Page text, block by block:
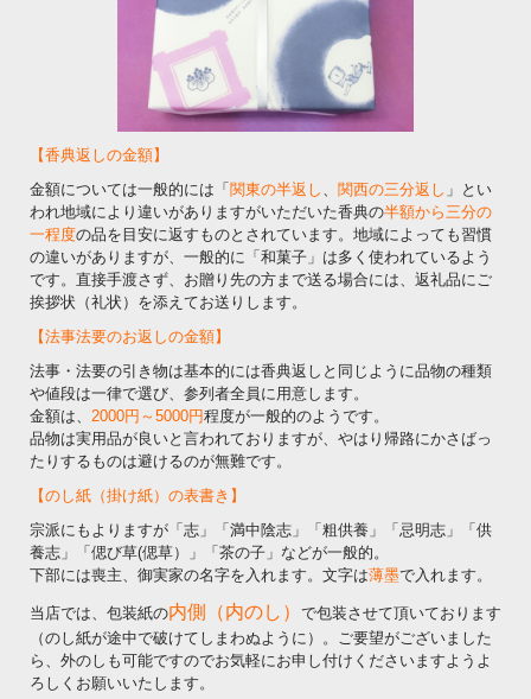
【香典返しの金額】
金額については一般的には「 関東の半返し 、 関西の三分返し 」とい
われ地域により違いがありますがいただいた香典の半額から三分の
一程度の品を目安に返すものとされています。地域によっても習慣
の違いがありますが、一般的に「和菓子」は多く使われているよう
です。直接手渡さず、お贈り先の方まで送る場合には、返礼品にご
挨拶状（礼状）を添えてお送りします。
【法事法要のお返しの金額】
法事・法要の引き物は基本的には香典返しと同じように品物の種類
や値段は一律で選び、参列者全員に用意します。
金額は、 2000円～5000円程度が一般的のようです。
品物は実用品が良いと言われておりますが、やはり帰路にかさばっ
たりするものは避けるのが無難です。
【のし紙（掛け紙）の表書き】
宗派にもよりますが「志」「満中陰志」「粗供養」「忌明志」「供
養志」「偲び草(偲草）」「茶の子」などが一般的。
下部には喪主、御実家の名字を入れます。文字は薄墨で入れます。
当店では、包装紙の内側（内のし） で包装させて頂いております
（のし紙が途中で破けてしまわぬように）。ご要望がございました
ら、外のしも可能ですのでお気軽にお申し付けくださいますようよ
ろしくお願いいたします。